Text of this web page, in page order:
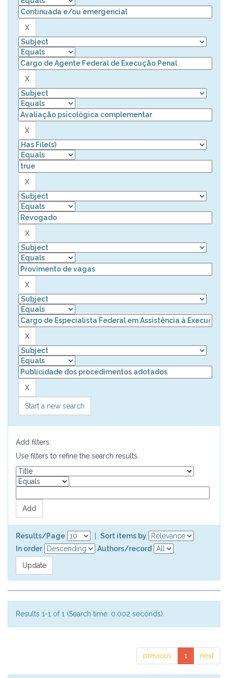
Start a new search
Add filters:
Use filters to refine the search results.
Results/Page
Sort items by
In order
Authors/record
Results 1-1 of 1 (Search time: 0.002 seconds).
previous 1 next